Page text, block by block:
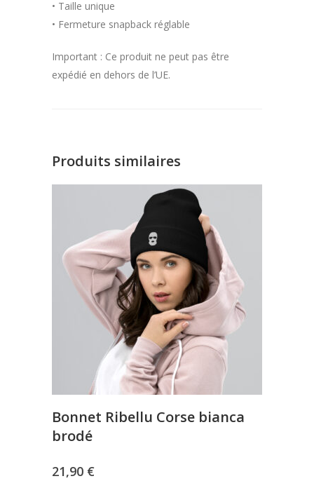
• Taille unique
• Fermeture snapback réglable
Important : Ce produit ne peut pas être
expédié en dehors de l’UE.
Produits similaires
Bonnet Ribellu Corse bianca
brodé
21,90 €